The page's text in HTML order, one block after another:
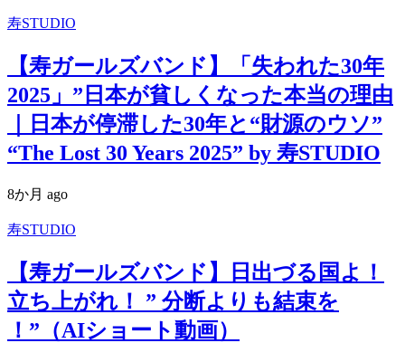
寿STUDIO
【寿ガールズバンド】「失われた30年
2025」”日本が貧しくなった本当の理由
｜日本が停滞した30年と“財源のウソ”
“The Lost 30 Years 2025” by 寿STUDIO
8か月 ago
寿STUDIO
【寿ガールズバンド】日出づる国よ！
立ち上がれ！ ” 分断よりも結束を
！”（AIショート動画）